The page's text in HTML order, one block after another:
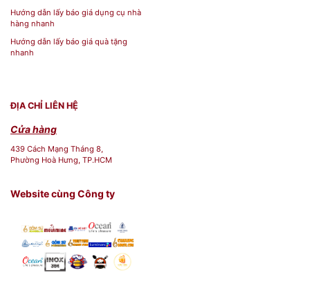
Hướng dẫn lấy báo giá dụng cụ nhà
hàng nhanh
Hướng dẫn lấy báo giá quà tặng
nhanh
ĐỊA CHỈ LIÊN HỆ
Cửa hàng
439 Cách Mạng Tháng 8,
Phường Hoà Hưng, TP.HCM
Website cùng Công ty